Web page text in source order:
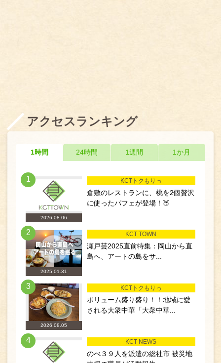
アクセスランキング
1時間 24時間 1週間 1か月
1
2026.08.06
KCTトクもりっ
倉敷のレストランに、桃を2個贅沢
に使ったパフェが登場！🍑
2
2025.01.31
KCT TOWN
瀬戸芸2025直前特集：岡山から直
島へ、アートの島をサ...
3
2026.08.05
KCTトクもりっ
ボリューム盛り盛り！！地域に愛
される大衆中華「大衆中華...
4 KCT NEWS
のべ３９人を派遣の総社市 被災地